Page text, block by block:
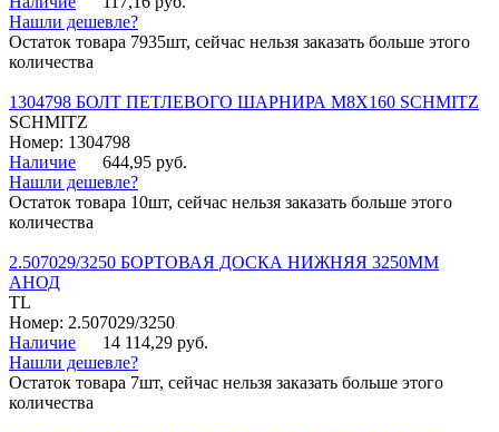
Нашли дешевле?
Остаток товара 7935шт, сейчас нельзя заказать больше этого
количества
1304798 БОЛТ ПЕТЛЕВОГО ШАРНИРА М8Х160 SCHMITZ
SCHMITZ
Номер: 1304798
Наличие
644,95 руб.
Нашли дешевле?
Остаток товара 10шт, сейчас нельзя заказать больше этого
количества
2.507029/3250 БОРТОВАЯ ДОСКА НИЖНЯЯ 3250ММ
АНОД
TL
Номер: 2.507029/3250
Наличие
14 114,29 руб.
Нашли дешевле?
Остаток товара 7шт, сейчас нельзя заказать больше этого
количества